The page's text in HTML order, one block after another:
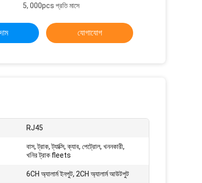
5, 000pcs প্রতি মাসে
যোগাযোগ
RJ45
বাস, ট্রাক, ট্যাক্সি, ক্যাব, পেট্রোল, খননকারী,
খনির ট্রাক fleets
6CH অ্যালার্ম ইনপুট, 2CH অ্যালার্ম আউটপুট